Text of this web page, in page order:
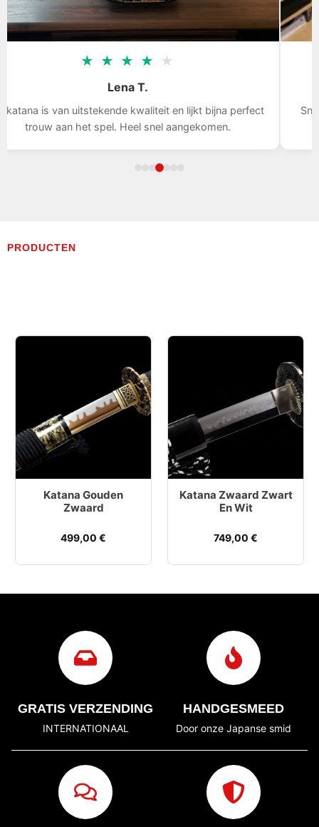
en lijkt bijna perfect
aangekomen.
Snelle levering, het zwaard is
PRODUCTEN
Katana Gouden
Zwaard
499,00 €
Katana Zwaard Zwart
En Wit
749,00 €
GRATIS VERZENDING
INTERNATIONAAL
HANDGESMEED
Door onze Japanse smid